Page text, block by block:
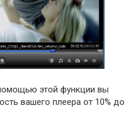
этой функции вы
вашего плеера от 10% до